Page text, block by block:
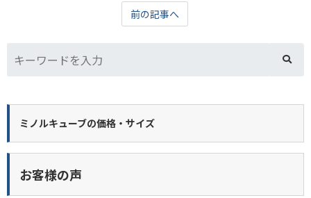
前の記事へ
ミノルキューブの価格・サイズ
お客様の声